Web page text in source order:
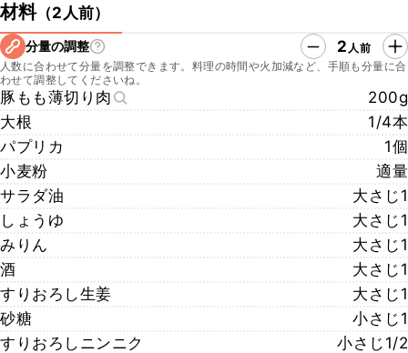
材料（2人前）
分量の調整 2 人前
人数に合わせて分量を調整できます。料理の時間や火加減など、手順も分量に合
わせて調整してくださいね。
豚もも薄切り肉
200g
大根
1/4本
パプリカ
1個
小麦粉
適量
サラダ油
大さじ1
しょうゆ
大さじ1
みりん
大さじ1
酒
大さじ1
すりおろし生姜
大さじ1
砂糖
小さじ1
すりおろしニンニク
小さじ1/2